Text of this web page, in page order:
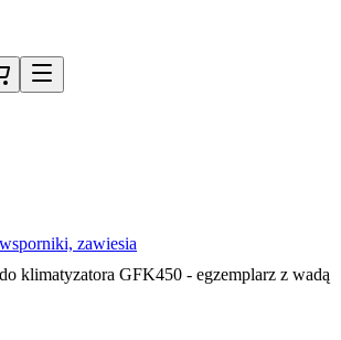
zawiesia
klimatyzatora GFK450 - egzemplarz z wadą